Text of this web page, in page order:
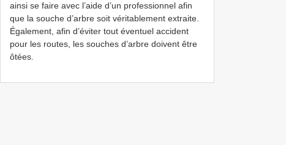
ainsi se faire avec l’aide d’un professionnel afin
que la souche d’arbre soit véritablement extraite.
Également, afin d’éviter tout éventuel accident
pour les routes, les souches d’arbre doivent être
ôtées.